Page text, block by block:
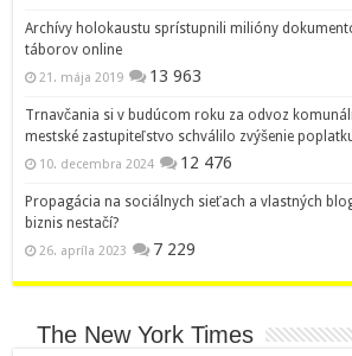
Archívy holokaustu sprístupnili milióny
táborov online
21. mája 2019 13 963
Trnavčania si v budúcom roku za odvoz
mestské zastupiteľstvo schválilo zvýšenie
10. decembra 2024 12 476
Propagácia na sociálnych sieťach a vlastných
biznis nestačí?
26. apríla 2023 7 229
The New York Times